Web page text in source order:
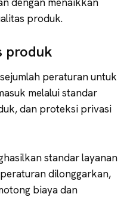
produk.
produk
peraturan untuk
melalui standar
dan proteksi privasi
standar layanan
dilonggarkan,
biaya dan